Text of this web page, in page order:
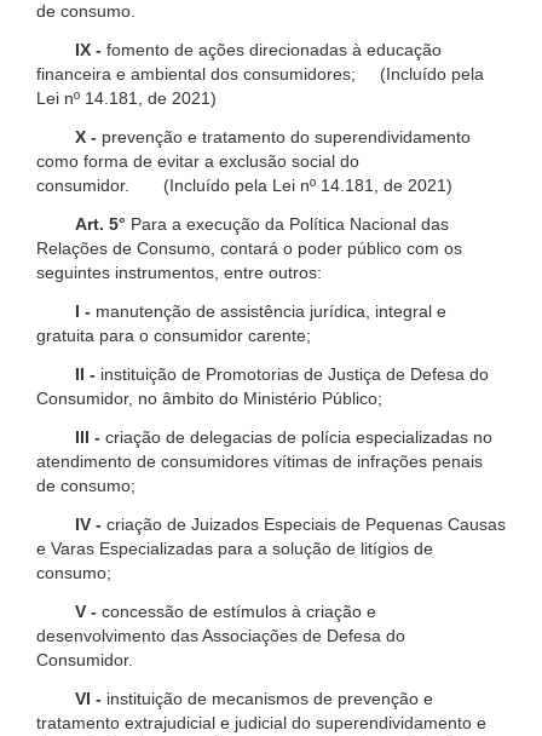
de consumo.
IX - fomento de ações direcionadas à educação
financeira e ambiental dos consumidores; (Incluído pela
Lei nº 14.181, de 2021)
X - prevenção e tratamento do superendividamento
como forma de evitar a exclusão social do
consumidor. (Incluído pela Lei nº 14.181, de 2021)
Art. 5° Para a execução da Política Nacional das
Relações de Consumo, contará o poder público com os
seguintes instrumentos, entre outros:
I - manutenção de assistência jurídica, integral e
gratuita para o consumidor carente;
II - instituição de Promotorias de Justiça de Defesa do
Consumidor, no âmbito do Ministério Público;
III - criação de delegacias de polícia especializadas no
atendimento de consumidores vítimas de infrações penais
de consumo;
IV - criação de Juizados Especiais de Pequenas Causas
e Varas Especializadas para a solução de litígios de
consumo;
V - concessão de estímulos à criação e
desenvolvimento das Associações de Defesa do
Consumidor.
VI - instituição de mecanismos de prevenção e
tratamento extrajudicial e judicial do superendividamento e